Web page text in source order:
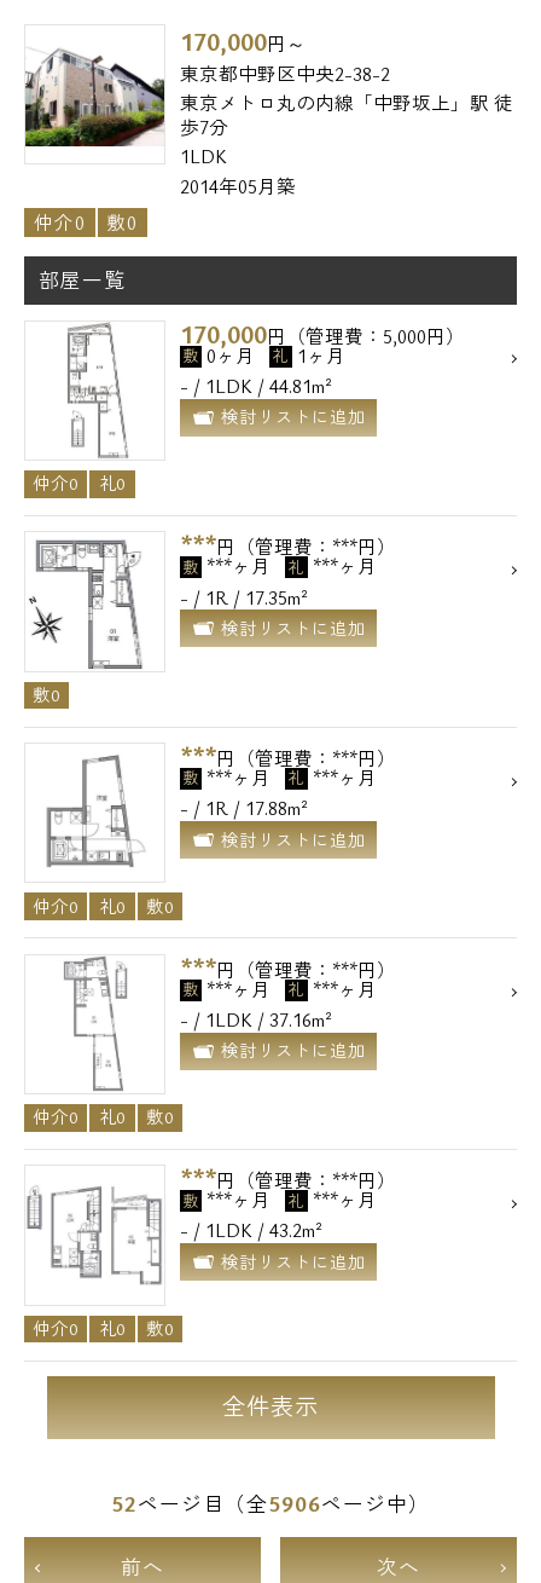
170,000円～
東京都中野区中央2-38-2
東京メトロ丸の内線「中野坂上」駅 徒
歩7分
1LDK
2014年05月築
仲介0
敷0
部屋一覧
170,000円（管理費：5,000円）
敷 0ヶ月 礼 1ヶ月
- / 1LDK / 44.81m²
検討リストに追加
仲介0 礼0
***円（管理費：***円）
敷 ***ヶ月 礼 ***ヶ月
- / 1R / 17.35m²
検討リストに追加
敷0
***円（管理費：***円）
敷 ***ヶ月 礼 ***ヶ月
- / 1R / 17.88m²
検討リストに追加
仲介0 礼0 敷0
***円（管理費：***円）
敷 ***ヶ月 礼 ***ヶ月
- / 1LDK / 37.16m²
検討リストに追加
仲介0 礼0 敷0
***円（管理費：***円）
敷 ***ヶ月 礼 ***ヶ月
- / 1LDK / 43.2m²
検討リストに追加
仲介0 礼0 敷0
全件表示
52ページ目（全5906ページ中）
前へ 次へ